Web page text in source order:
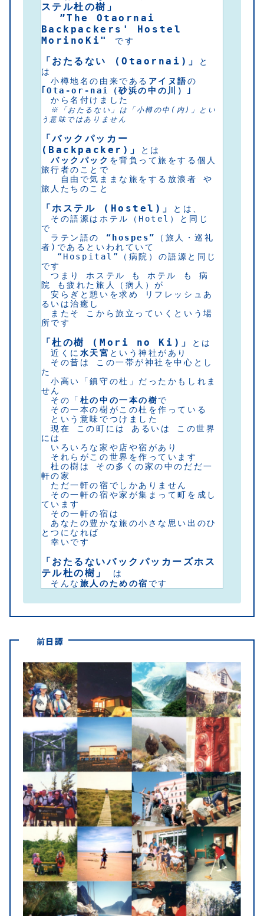
ステル杜の樹」
”The Otaornai
Backpackers' Hostel
MorinoKi"
です
「おたるない (Otaornai)」
と
は
小樽地名の由来である アイヌ語の
｢Ota-or-nai（砂浜の中の川）｣
から名付けました
※「おたるない」は「小樽の中(内)」とい
う意味ではありません
「バックパッカー
(Backpacker)」
とは
バックパック を背負って旅をする個人
旅行者のことで
自由で気ままな旅をする放浪者 や
旅人たちのこと
「ホステル (Hostel)」
とは、
その語源はホテル（Hotel）と同じ
で
ラテン語の “hospes”
（旅人・巡礼
者)であるといわれていて
“Hospital”（病院）の語源と同じ
です
つまり ホステル も ホテル も 病
院 も疲れた旅人（病人）が
安らぎと憩いを求め リフレッシュあ
るいは治癒し
またそ こから旅立っていくという場
所です
「杜の樹 (Mori no Ki)」
とは
近くに 水天宮 という神社があり
その昔は この一帯が神社を中心とし
た
小高い「鎮守の杜」だったかもしれま
せん
その「 杜の中の一本の樹で
その一本の樹がこの杜を作っている
という意味でつけました
現在 この町には あるいは この世界
には
いろいろな家や店や宿があり
それらがこの世界を作っています
杜の樹は その多くの家の中のだだ一
軒の家
ただ一軒の宿でしかありません
その一軒の宿や家が集まって町を成し
ています
その一軒の宿は
あなたの豊かな旅の小さな思い出のひ
とつになれば
幸いです
「おたるないバックパッカーズホス
テル杜の樹」
は
そんな 旅人のための宿 です
前日譚